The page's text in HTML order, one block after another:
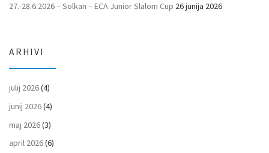
27.-28.6.2026 – Solkan – ECA Junior Slalom Cup 26 junija 2026
ARHIVI
julij 2026(4)
junij 2026(4)
maj 2026(3)
april 2026(6)